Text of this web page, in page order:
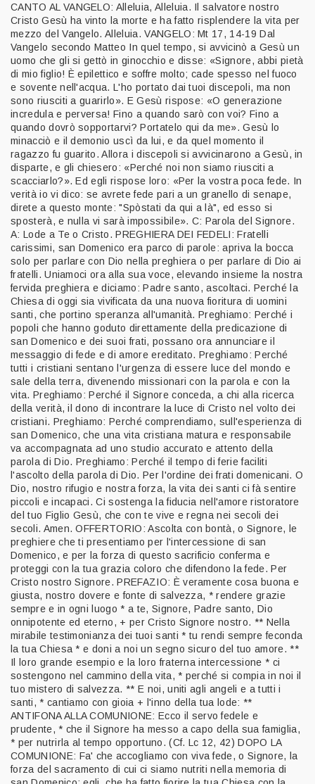
CANTO AL VANGELO: Alleluia, Alleluia. Il salvatore nostro
Cristo Gesù ha vinto la morte e ha fatto risplendere la vita per
mezzo del Vangelo. Alleluia. VANGELO: Mt 17, 14-19 Dal
Vangelo secondo Matteo In quel tempo, si avvicinò a Gesù un
uomo che gli si gettò in ginocchio e disse: «Signore, abbi pietà
di mio figlio! È epilettico e soffre molto; cade spesso nel fuoco
e sovente nell'acqua. L'ho portato dai tuoi discepoli, ma non
sono riusciti a guarirlo». E Gesù rispose: «O generazione
incredula e perversa! Fino a quando sarò con voi? Fino a
quando dovrò sopportarvi? Portatelo qui da me». Gesù lo
minacciò e il demonio uscì da lui, e da quel momento il
ragazzo fu guarito. Allora i discepoli si avvicinarono a Gesù, in
disparte, e gli chiesero: «Perché noi non siamo riusciti a
scacciarlo?». Ed egli rispose loro: «Per la vostra poca fede. In
verità io vi dico: se avrete fede pari a un granello di senape,
direte a questo monte: "Spòstati da qui a là", ed esso si
sposterà, e nulla vi sarà impossibile». C: Parola del Signore.
A: Lode a Te o Cristo. PREGHIERA DEI FEDELI: Fratelli
carissimi, san Domenico era parco di parole: apriva la bocca
solo per parlare con Dio nella preghiera o per parlare di Dio ai
fratelli. Uniamoci ora alla sua voce, elevando insieme la nostra
fervida preghiera e diciamo: Padre santo, ascoltaci. Perché la
Chiesa di oggi sia vivificata da una nuova fioritura di uomini
santi, che portino speranza all'umanità. Preghiamo: Perché i
popoli che hanno goduto direttamente della predicazione di
san Domenico e dei suoi frati, possano ora annunciare il
messaggio di fede e di amore ereditato. Preghiamo: Perché
tutti i cristiani sentano l'urgenza di essere luce del mondo e
sale della terra, divenendo missionari con la parola e con la
vita. Preghiamo: Perché il Signore conceda, a chi alla ricerca
della verità, il dono di incontrare la luce di Cristo nel volto dei
cristiani. Preghiamo: Perché comprendiamo, sull'esperienza di
san Domenico, che una vita cristiana matura e responsabile
va accompagnata ad uno studio accurato e attento della
parola di Dio. Preghiamo: Perché il tempo di ferie faciliti
l'ascolto della parola di Dio. Per l'ordine dei frati domenicani. O
Dio, nostro rifugio e nostra forza, la vita dei santi ci fà sentire
piccoli e incapaci. Ci sostenga la fiducia nell'amore ristoratore
del tuo Figlio Gesù, che con te vive e regna nei secoli dei
secoli. Amen. OFFERTORIO: Ascolta con bontà, o Signore, le
preghiere che ti presentiamo per l'intercessione di san
Domenico, e per la forza di questo sacrificio conferma e
proteggi con la tua grazia coloro che difendono la fede. Per
Cristo nostro Signore. PREFAZIO: È veramente cosa buona e
giusta, nostro dovere e fonte di salvezza, * rendere grazie
sempre e in ogni luogo * a te, Signore, Padre santo, Dio
onnipotente ed eterno, + per Cristo Signore nostro. ** Nella
mirabile testimonianza dei tuoi santi * tu rendi sempre feconda
la tua Chiesa * e doni a noi un segno sicuro del tuo amore. **
Il loro grande esempio e la loro fraterna intercessione * ci
sostengono nel cammino della vita, * perché si compia in noi il
tuo mistero di salvezza. ** E noi, uniti agli angeli e a tutti i
santi, * cantiamo con gioia + l'inno della tua lode: **
ANTIFONA ALLA COMUNIONE: Ecco il servo fedele e
prudente, * che il Signore ha messo a capo della sua famiglia,
* per nutrirla al tempo opportuno. (Cf. Lc 12, 42) DOPO LA
COMUNIONE: Fa' che accogliamo con viva fede, o Signore, la
forza del sacramento di cui ci siamo nutriti nella memoria di